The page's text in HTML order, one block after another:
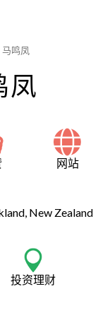
鸣凤
凤
网站
New Zealand
投资理财